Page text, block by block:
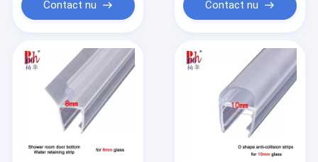
Contact nu Contact nu